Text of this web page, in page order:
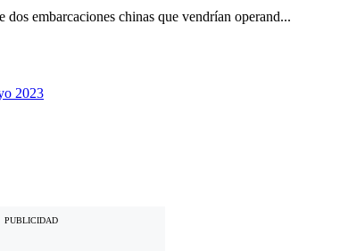
embarcaciones chinas que vendrían operand...